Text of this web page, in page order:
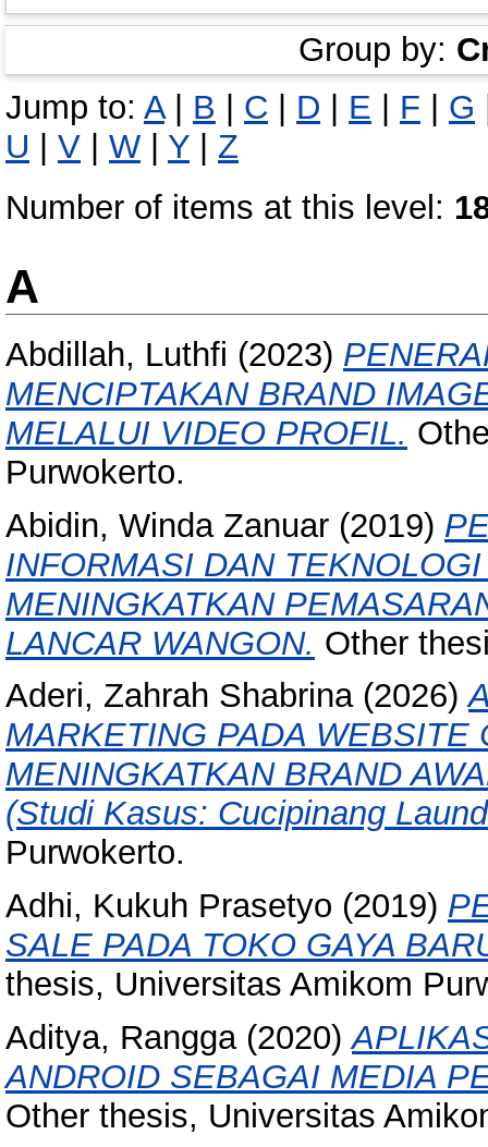
Group by:
Jump to: A| B | C | D | E | F | G
U | V | W | Y | Z
Number of items at this level:
A
Abdillah, Luthfi (2023)
MENCIPTAKAN BRAND
MELALUI VIDEO PROFIL.
Purwokerto.
Abidin, Winda Zanuar (2019)
INFORMASI DAN
MENINGKATKAN
LANCAR WANGON. Other
Aderi, Zahrah Shabrina(2026)
MARKETING PADA WEBSITE
MENINGKATKAN BRAND
(Studi Kasus: Cucipinang
Purwokerto.
Adhi, Kukuh Prasetyo (2019)
SALE PADA TOKO GAYA
thesis, Universitas Amikom
Aditya, Rangga(2020)
ANDROID SEBAGAI MEDIA
Other thesis, Universitas